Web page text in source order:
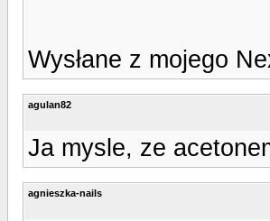
Wysłane z mojego
agulan82
Ja mysle, ze
agnieszka-nails